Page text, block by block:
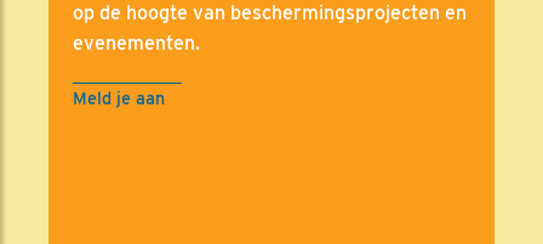
op de hoogte van beschermingsprojecten en
evenementen.
Meld je aan